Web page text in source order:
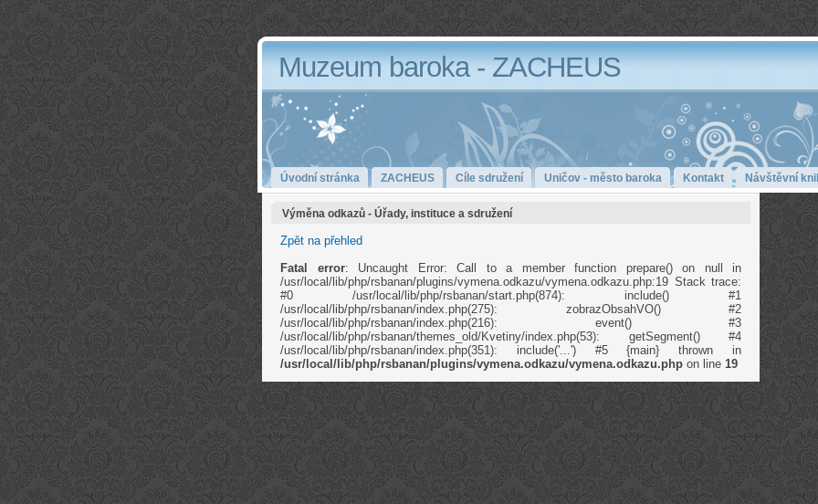
Muzeum baroka - ZACHEUS
Úvodní stránka ZACHEUS Cíle sdružení Uničov - město baroka Kontakt Návštěvní
Výměna odkazů - Úřady, instituce a sdružení
Zpět na přehled
Fatal error: Uncaught Error: Call to a member function prepare() on null in
/usr/local/lib/php/rsbanan/plugins/vymena.odkazu/vymena.odkazu.php:19 Stack trace:
#0 /usr/local/lib/php/rsbanan/start.php(874): include() #1
/usr/local/lib/php/rsbanan/index.php(275): zobrazObsahVO() #2
/usr/local/lib/php/rsbanan/index.php(216): event() #3
/usr/local/lib/php/rsbanan/themes_old/Kvetiny/index.php(53): getSegment() #4
/usr/local/lib/php/rsbanan/index.php(351): include('...') #5 {main} thrown in
/usr/local/lib/php/rsbanan/plugins/vymena.odkazu/vymena.odkazu.php on line 19